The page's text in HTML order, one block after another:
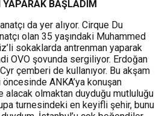
BAŞLADIM
da yer alıyor. Cirque Du
olan 35 yaşındaki Muhammed
sokaklarda antrenman yaparak
OVO şovunda sergiliyor. Erdoğan
çemberi de kullanıyor. Bu akşam
ANKA’ya konuşan
alacak olmaktan duyduğu mutluluğu
turnesindeki en keyifli şehir, bunu